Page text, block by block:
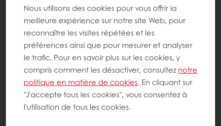
Nous utilisons des cookies pour vous offrir la
meilleure expérience sur notre site Web, pour
reconnaître les visites répétées et les
préférences ainsi que pour mesurer et analyser
le trafic. Pour en savoir plus sur les cookies, y
compris comment les désactiver, consulteznotre
politique en matière de cookies. En cliquant sur
"J'accepte tous les cookies", vous consentez à
l'utilisation de tous les cookies.